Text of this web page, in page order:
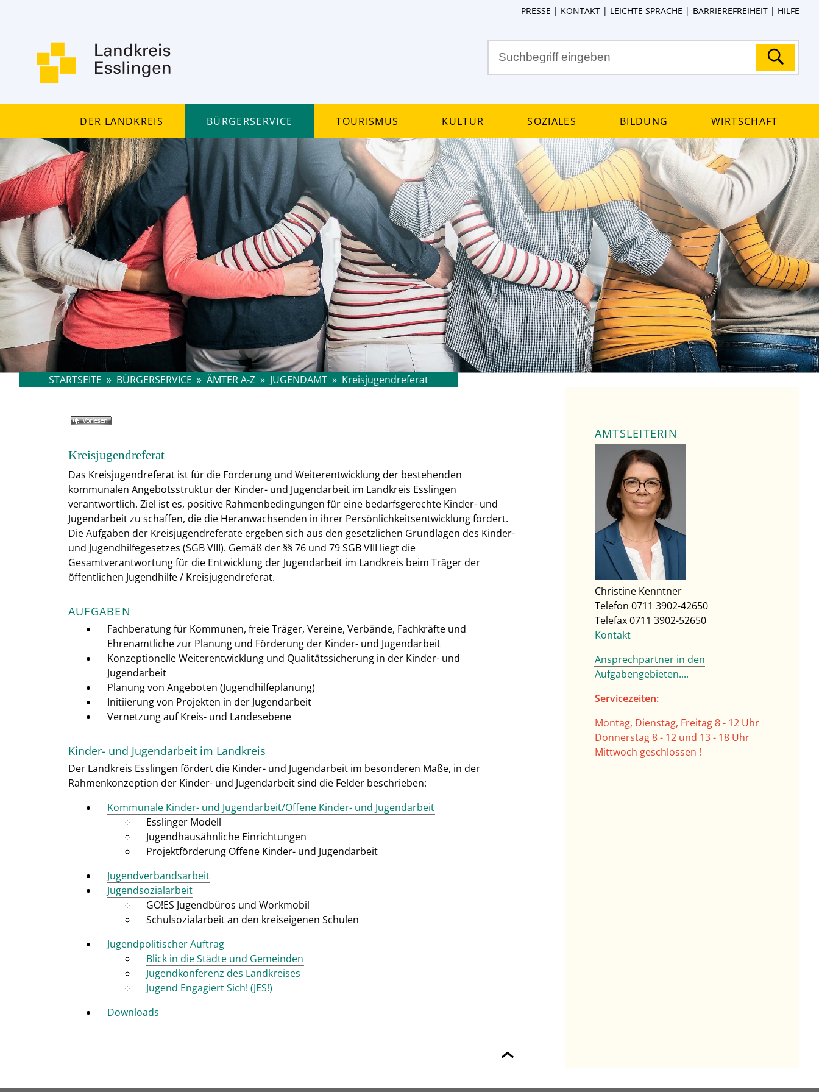
PRESSE KONTAKT LEICHTE SPRACHE BARRIEREFREIHEIT HILFE
Der Landkreis Bürgerservice Tourismus Kultur Soziales Bildung Wirtschaft
STARTSEITE » BÜRGERSERVICE » ÄMTER A-Z » JUGENDAMT » Kreisjugendreferat
Kreisjugendreferat
Das Kreisjugendreferat ist für die Förderung und Weiterentwicklung der bestehenden
kommunalen Angebotsstruktur der Kinder- und Jugendarbeit im Landkreis Esslingen
verantwortlich. Ziel ist es, positive Rahmenbedingungen für eine bedarfsgerechte Kinder- und
Jugendarbeit zu schaffen, die die Heranwachsenden in ihrer Persönlichkeitsentwicklung fördert.
Die Aufgaben der Kreisjugendreferate ergeben sich aus den gesetzlichen Grundlagen des Kinder-
und Jugendhilfegesetzes (SGB VIII). Gemäß der §§ 76 und 79 SGB VIII liegt die
Gesamtverantwortung für die Entwicklung der Jugendarbeit im Landkreis beim Träger der
öffentlichen Jugendhilfe / Kreisjugendreferat.
AUFGABEN
Fachberatung für Kommunen, freie Träger, Vereine, Verbände, Fachkräfte und
Ehrenamtliche zur Planung und Förderung der Kinder- und Jugendarbeit
Konzeptionelle Weiterentwicklung und Qualitätssicherung in der Kinder- und
Jugendarbeit
Planung von Angeboten (Jugendhilfeplanung)
Initiierung von Projekten in der Jugendarbeit
Vernetzung auf Kreis- und Landesebene
Kinder- und Jugendarbeit im Landkreis
Der Landkreis Esslingen fördert die Kinder- und Jugendarbeit im besonderen Maße, in der
Rahmenkonzeption der Kinder- und Jugendarbeit sind die Felder beschrieben:
Kommunale Kinder- und Jugendarbeit/Offene Kinder- und Jugendarbeit
Esslinger Modell
Jugendhausähnliche Einrichtungen
Projektförderung Offene Kinder- und Jugendarbeit
Jugendverbandsarbeit
Jugendsozialarbeit
GO!ES Jugendbüros und Workmobil
Schulsozialarbeit an den kreiseigenen Schulen
Jugendpolitischer Auftrag
Blick in die Städte und Gemeinden
Jugendkonferenz des Landkreises
Jugend Engagiert Sich! (JES!)
Downloads
AMTSLEITERIN
Christine Kenntner
Telefon 0711 3902-42650
Telefax 0711 3902-52650
Kontakt
Ansprechpartner in den
Aufgabengebieten....
Servicezeiten:
Montag, Dienstag, Freitag 8 - 12 Uhr
Donnerstag 8 - 12 und 13 - 18 Uhr
Mittwoch geschlossen !